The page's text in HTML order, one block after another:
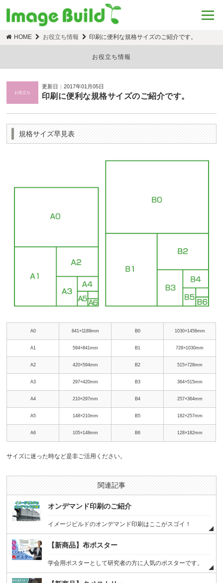
HOME お役立ち情報 印刷に便利な規格サイズのご紹介です。
お役立ち情報
お役立ち
更新日：2017年01月05日
印刷に便利な規格サイズのご紹介です。
規格サイズ早見表
A0 841×1189mm B0 1030×1456mm
A1 594×841mm B1 728×1030mm
A2 420×594mm B2 515×728mm
A3 297×420mm B3 364×515mm
A4 210×297mm B4 257×364mm
A5 148×210mm B5 182×257mm
A6 105×148mm B6 128×182mm
サイズに迷った時など是非ご活用ください。
関連記事
オンデマンド印刷のご紹介
イメージビルドのオンデマンド印刷はここがスゴイ！
【新商品】布ポスター
学会用ポスターとして研究者の方に人気のポスターです。